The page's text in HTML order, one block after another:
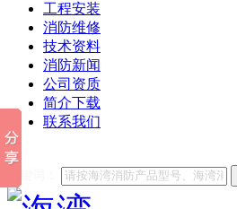
工程安装
消防维修
技术资料
消防新闻
公司资质
简介下载
联系我们
他们都在搜索: